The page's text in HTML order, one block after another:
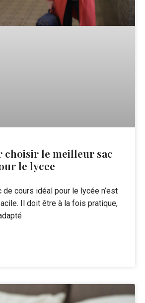
choisir le meilleur sac
le lycee
de cours idéal pour le lycée n’est
Il doit être à la fois pratique,